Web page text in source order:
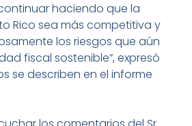
haciendo que la
Rico sea más competitiva y
los riesgos que aún
fiscal sostenible”, expresó
se describen en el informe